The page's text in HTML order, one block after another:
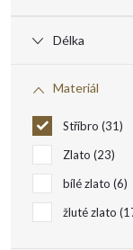
Délka
Materiál
Stříbro 31
Zlato 23
bílé zlato 6
žluté zlato